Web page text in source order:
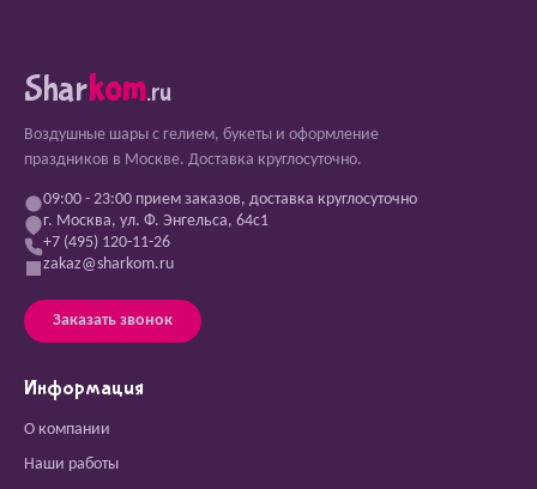
Sharkom.ru
Воздушные шары с гелием, букеты и оформление
праздников в Москве. Доставка круглосуточно.
09:00 - 23:00 прием заказов, доставка круглосуточно
г. Москва, ул. Ф. Энгельса, 64с1
+7 (495) 120-11-26
zakaz@sharkom.ru
Заказать звонок
Информация
О компании
Наши работы